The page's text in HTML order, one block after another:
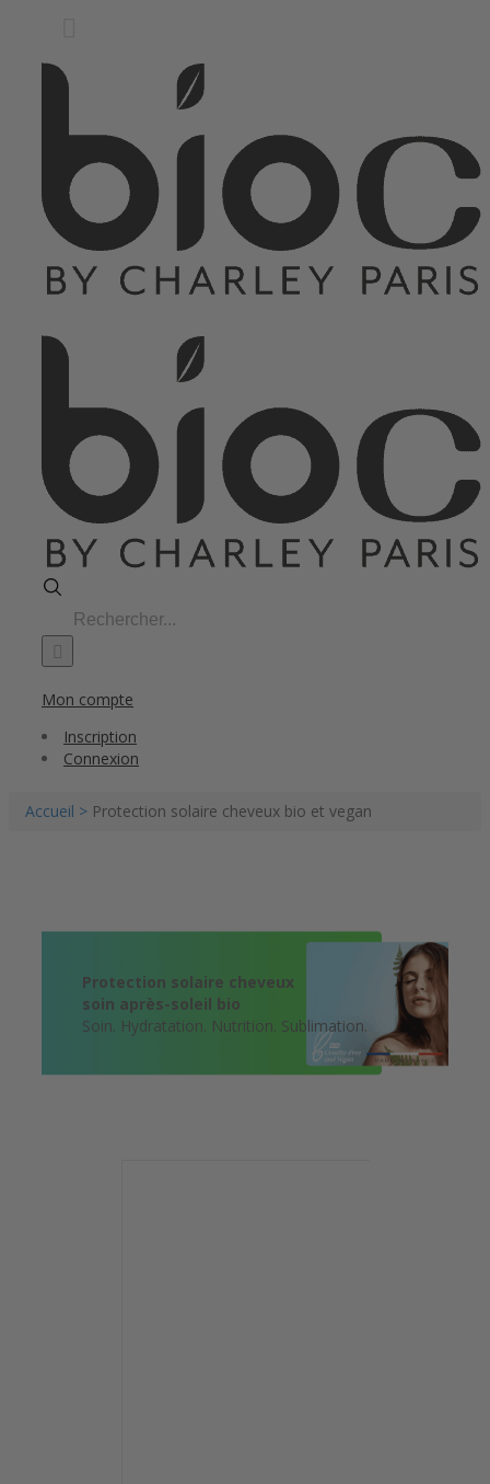
Search
for:
Mon compte
Inscription
Connexion
Accueil > Protection solaire cheveux bio et vegan
Protection solaire cheveux
soin après-soleil bio
Soin. Hydratation. Nutrition. Sublimation.